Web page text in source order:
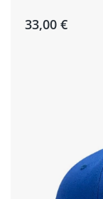
33,00 €